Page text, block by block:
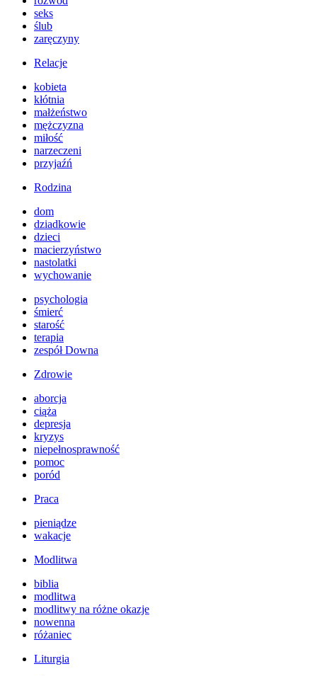
seks
ślub
zaręczyny
Relacje
kobieta
kłótnia
małżeństwo
mężczyzna
miłość
narzeczeni
przyjaźń
Rodzina
dom
dziadkowie
dzieci
macierzyństwo
nastolatki
wychowanie
psychologia
śmierć
starość
terapia
zespół Downa
Zdrowie
aborcja
ciąża
depresja
kryzys
niepełnosprawność
pomoc
poród
Praca
pieniądze
wakacje
Modlitwa
biblia
modlitwa
modlitwy na różne okazje
nowenna
różaniec
Liturgia